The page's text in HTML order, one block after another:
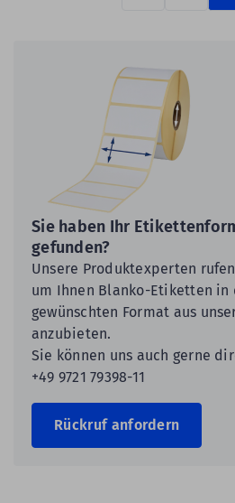
Sie haben Ihr
gefunden?
Unsere Produktexperten
um Ihnen Blanko-Etiketten in
gewünschten Format aus
anzubieten.
Sie können uns auch gerne
+49 9721 79398-11
Rückruf anfordern